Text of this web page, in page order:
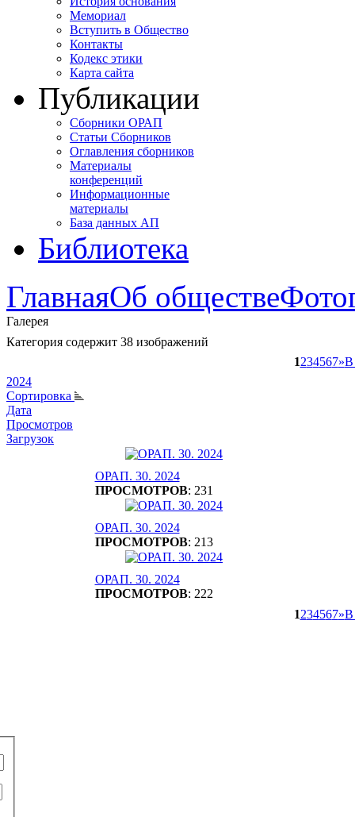
Мемориал
Вступить в Общество
Контакты
Кодекс этики
Карта сайта
Публикации
Сборники ОРАП
Статьи Сборников
Оглавления сборников
Материалы
конференций
Информационные
материалы
База данных АП
Библиотека
ГлавнаяОб обществе
Галерея
Категория содержит 38 изображений
1234567»В
2024
Сортировка
Дата
Просмотров
Загрузок
ОРАП. 30. 2024
ПРОСМОТРОВ: 231
ОРАП. 30. 2024
ПРОСМОТРОВ: 213
ОРАП. 30. 2024
ПРОСМОТРОВ: 222
1234567»В